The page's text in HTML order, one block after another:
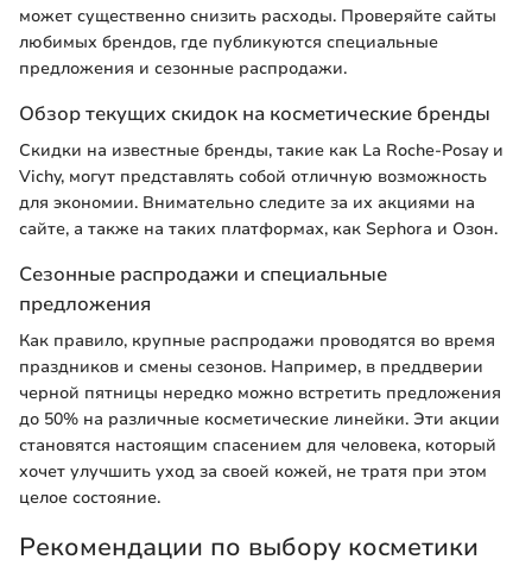
может существенно снизить расходы. Проверяйте сайты
любимых брендов, где публикуются специальные
предложения и сезонные распродажи.
Обзор текущих скидок на косметические бренды
Скидки на известные бренды, такие как La Roche-Posay и
Vichy, могут представлять собой отличную возможность
для экономии. Внимательно следите за их акциями на
сайте, а также на таких платформах, как Sephora и Озон.
Сезонные распродажи и специальные
предложения
Как правило, крупные распродажи проводятся во время
праздников и смены сезонов. Например, в преддверии
черной пятницы нередко можно встретить предложения
до 50% на различные косметические линейки. Эти акции
становятся настоящим спасением для человека, который
хочет улучшить уход за своей кожей, не тратя при этом
целое состояние.
Рекомендации по выбору косметики